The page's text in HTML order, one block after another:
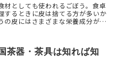
材としても使われるごぼう。食卓
するときに皮は捨てる方が多いか
の皮にはさまざまな栄養成分が含
茶器・茶具は知れば知